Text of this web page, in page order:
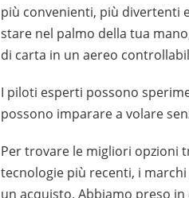
più convenienti, più divertenti
stare nel palmo della tua
di carta in un aereo
I piloti esperti possono
possono imparare a volare
Per trovare le migliori opzioni
tecnologie più recenti, i
un acquisto. Abbiamo preso